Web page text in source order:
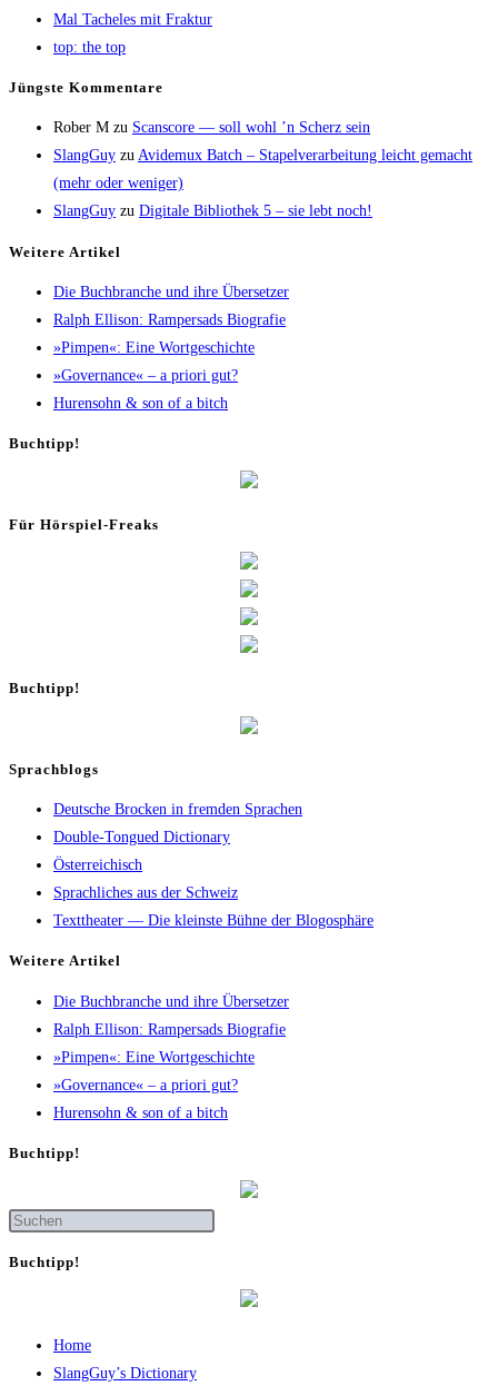
Mal Tache­les mit Fraktur
top: the top
Jüngs­te Kommentare
Rober M zu Scans­core — soll wohl ’n Scherz sein
SlangGuy zu Avi­de­mux Batch – Sta­pel­ver­ar­bei­tung leicht gemacht
(mehr oder weniger)
SlangGuy zu Digi­ta­le Biblio­thek 5 – sie lebt noch!
Wei­te­re Artikel
Die Buch­bran­che und ihre Übersetzer
Ralph Elli­son: Ram­pers­ads Biografie
»Pim­pen«: Eine Wortgeschichte
»Gover­nan­ce« – a prio­ri gut?
Huren­sohn & son of a bitch
Buch­tipp!
Für Hör­spiel-Freaks
Buch­tipp!
Sprachblogs
Deutsche Brocken in fremden Sprachen
Double-Tongued Dictionary
Österreichisch
Sprachliches aus der Schweiz
Texttheater — Die kleinste Bühne der Blogosphäre
Wei­te­re Artikel
Die Buch­bran­che und ihre Übersetzer
Ralph Elli­son: Ram­pers­ads Biografie
»Pim­pen«: Eine Wortgeschichte
»Gover­nan­ce« – a prio­ri gut?
Huren­sohn & son of a bitch
Buch­tipp!
Buch­tipp!
Home
SlangGuy’s Dic­tion­a­ry